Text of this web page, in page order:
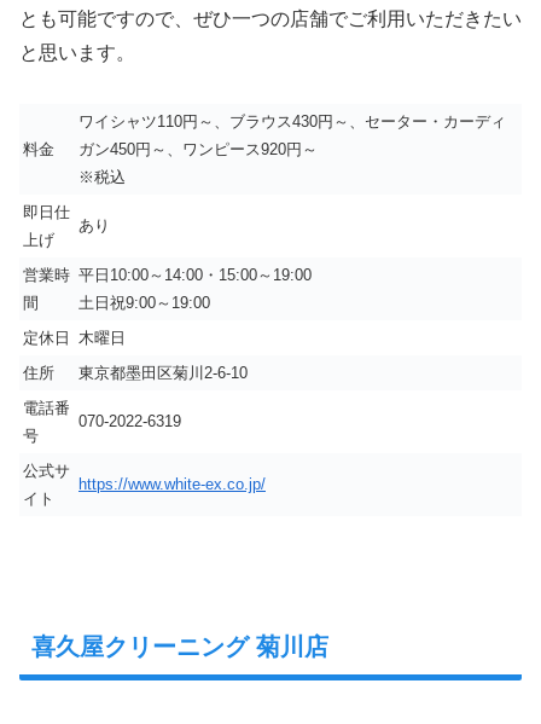
とも可能ですので、ぜひ一つの店舗でご利用いただきたい
と思います。
料金
ワイシャツ110円～、ブラウス430円～、セーター・カーディ
ガン450円～、ワンピース920円～
※税込
即日仕
上げ
あり
営業時
間
平日10:00～14:00・15:00～19:00
土日祝9:00～19:00
定休日
木曜日
住所
東京都墨田区菊川2-6-10
電話番
号
070-2022-6319
公式サ
イト
https://www.white-ex.co.jp/
喜久屋クリーニング 菊川店